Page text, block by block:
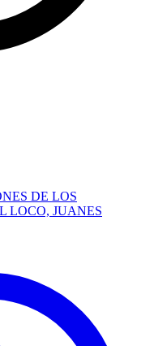
DE LOS
LOCO, JUANES